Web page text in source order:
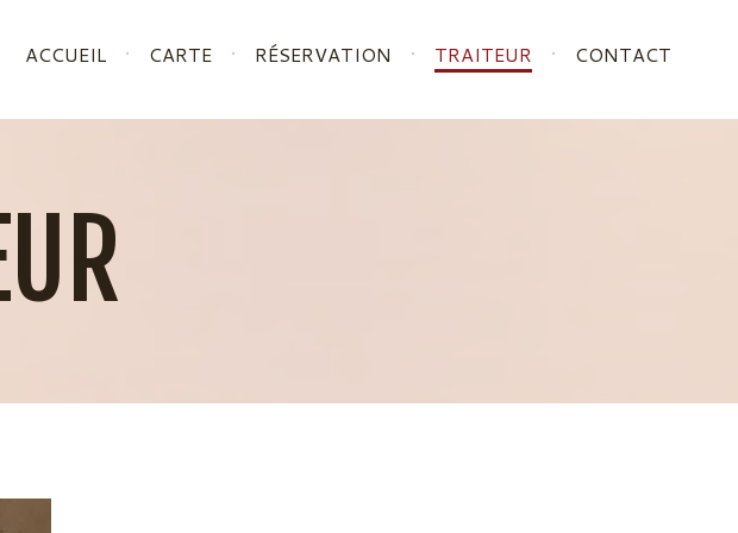
ACCUEIL CARTE RÉSERVATION TRAITEUR CONTACT